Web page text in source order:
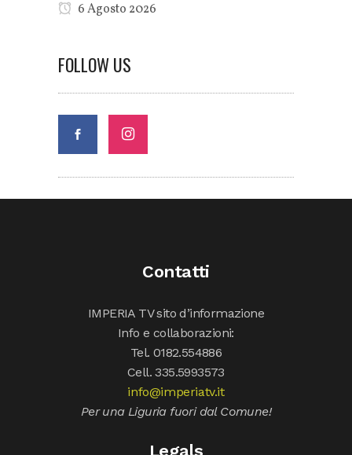
6 Agosto 2026
FOLLOW US
Contatti
IMPERIA TV sito d’informazione
Info e collaborazioni:
Tel. 0182.554886
Cell. 335.5993573
info@imperiatv.it
Per una Liguria fuori dal Comune!
Legals